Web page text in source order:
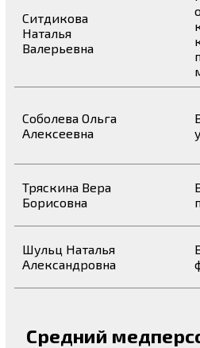
Ситдикова
Наталья
Валерьевна
Соболева Ольга
Алексеевна
Тряскина Вера
Борисовна
Шульц Наталья
Александровна
Средний